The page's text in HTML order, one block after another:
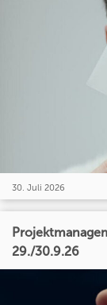
30. Juli 2026
29./30.9.26